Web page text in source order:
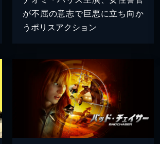
が不屈の意志で巨悪に立ち向か
うポリスアクション